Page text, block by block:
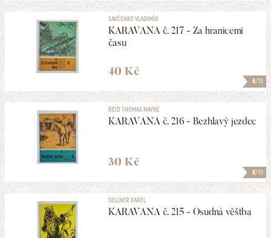
8/10
SAVČENKO VLADIMÍR
KARAVANA č. 217 - Za hranicemi
času
40 Kč
8/10
REID THOMAS MAYNE
KARAVANA č. 216 - Bezhlavý jezdec
30 Kč
SELLNER KAREL
KARAVANA č. 215 - Osudná věštba